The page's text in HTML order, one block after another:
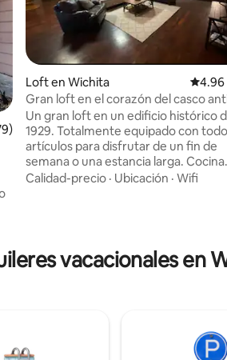
promedio: 4.99 de 5, 179 reseñas
2
Loft en Wichita
4.96
Gran loft en el corazón del casco
Un gran loft en un edificio histórico
1929. Totalmente equipado con todos los
artículos para disfrutar de un fin de
semana o una estancia larga. Cocina
completa con todo el equipo de
inteligentes y unas vistas
la ciudad. ¡Ubicado justo encima de Bite
Calidad-precio · Ubicación · Wifi
vacacionales en